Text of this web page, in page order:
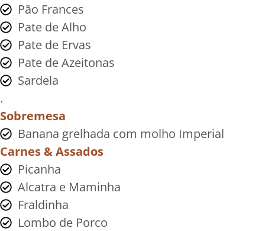
Pão Frances
Pate de Alho
Pate de Ervas
Pate de Azeitonas
Sardela
.
Sobremesa
Banana grelhada com molho Imperial
Carnes & Assados
Picanha
Alcatra e Maminha
Fraldinha
Lombo de Porco